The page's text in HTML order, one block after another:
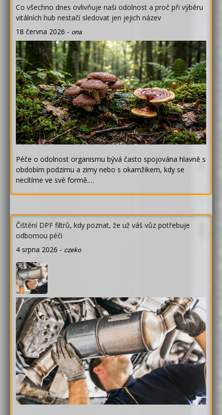
Co všechno dnes ovlivňuje naši odolnost a proč při výběru
vitálních hub nestačí sledovat jen jejich název
18 června 2026 - ona
Péče o odolnost organismu bývá často spojována hlavně s
obdobím podzimu a zimy nebo s okamžikem, kdy se
necítíme ve své formě.…
Čištění DPF filtrů, kdy poznat, že už váš vůz potřebuje
odbornou péči
4 srpna 2026 - czeko